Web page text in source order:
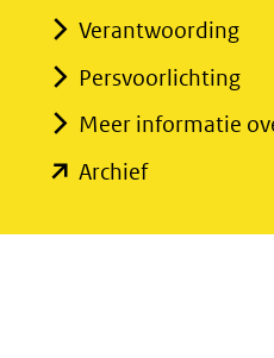
Verantwoording
Persvoorlichting
Meer informatie
Archief(opent